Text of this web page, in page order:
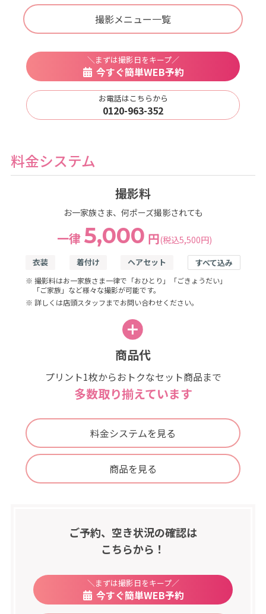
撮影メニュー一覧
＼まずは撮影日をキープ／
今すぐ簡単WEB予約
お電話はこちらから
0120-963-352
料金システム
撮影料
お一家族さま、何ポーズ撮影されても
一律 5,000 円(税込5,500円)
衣装 着付け ヘアセット すべて込み
※ 撮影料はお一家族さま一律で「おひとり」「ごきょうだい」
「ご家族」など様々な撮影が可能です。
※ 詳しくは店頭スタッフまでお問い合わせください。
商品代
プリント1枚からおトクなセット商品まで
多数取り揃えています
料金システムを見る
商品を見る
ご予約、空き状況の確認は
こちらから！
＼まずは撮影日をキープ／
今すぐ簡単WEB予約